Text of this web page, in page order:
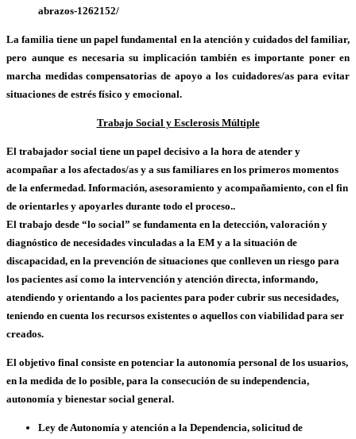
abrazos-1262152/
La familia tiene un papel fundamental en la atención y cuidados del familiar,
pero aunque es necesaria su implicación también es importante poner en
marcha medidas compensatorias de apoyo a los cuidadores/as para evitar
situaciones de estrés físico y emocional.
Trabajo Social y Esclerosis Múltiple
El trabajador social tiene un papel decisivo a la hora de atender y
acompañar a los afectados/as y a sus familiares en los primeros momentos
de la enfermedad. Información, asesoramiento y acompañamiento, con el fin
de orientarles y apoyarles durante todo el proceso..
El trabajo desde “lo social” se fundamenta en la detección, valoración y
diagnóstico de necesidades vinculadas a la EM y a la situación de
discapacidad, en la prevención de situaciones que conlleven un riesgo para
los pacientes así como la intervención y atención directa, informando,
atendiendo y orientando a los pacientes para poder cubrir sus necesidades,
teniendo en cuenta los recursos existentes o aquellos con viabilidad para ser
creados.
El objetivo final consiste en potenciar la autonomía personal de los usuarios,
en la medida de lo posible, para la consecución de su independencia,
autonomía y bienestar social general.
Ley de Autonomía y atención a la Dependencia, solicitud de